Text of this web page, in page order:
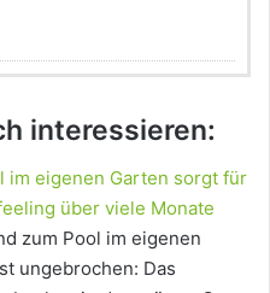
interessieren:
im eigenen Garten sorgt für
über viele Monate
zum Pool im eigenen
ungebrochen: Das